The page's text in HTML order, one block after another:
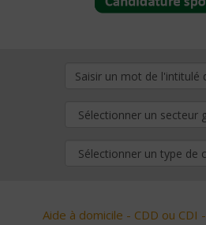
Aide à domicile - CDD ou CDI -